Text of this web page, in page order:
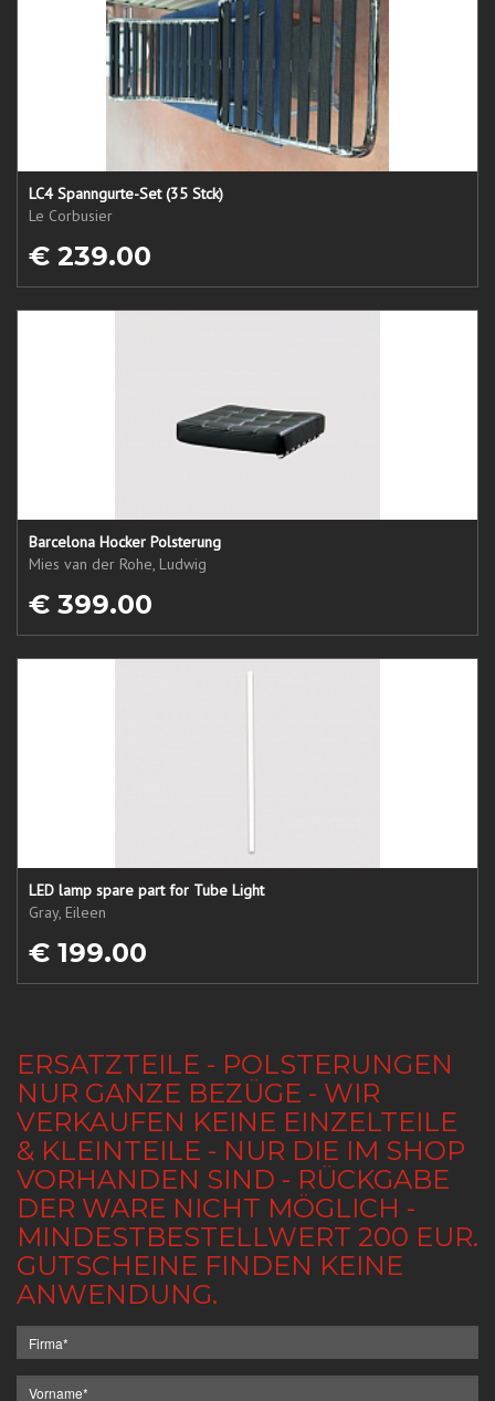
LC4 Spanngurte-Set (35 Stck)
Le Corbusier
€ 239.00
Barcelona Hocker Polsterung
Mies van der Rohe, Ludwig
€ 399.00
LED lamp spare part for Tube Light
Gray, Eileen
€ 199.00
ERSATZTEILE - POLSTERUNGEN
NUR GANZE BEZÜGE - WIR
VERKAUFEN KEINE EINZELTEILE
& KLEINTEILE - NUR DIE IM SHOP
VORHANDEN SIND - RÜCKGABE
DER WARE NICHT MÖGLICH -
MINDESTBESTELLWERT 200 EUR.
GUTSCHEINE FINDEN KEINE
ANWENDUNG.